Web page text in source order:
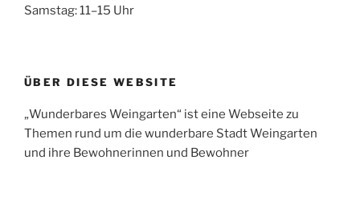
Samstag: 11–15 Uhr
ÜBER DIESE WEBSITE
„Wunderbares Weingarten“ ist eine Webseite zu
Themen rund um die wunderbare Stadt Weingarten
und ihre Bewohnerinnen und Bewohner